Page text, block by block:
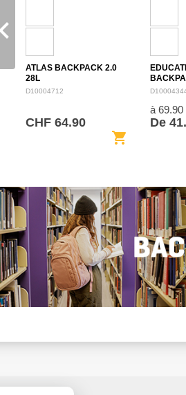
ATLAS BACKPACK 2.0
28L
D10004712
CHF 64.90
shopping_cart
à
De